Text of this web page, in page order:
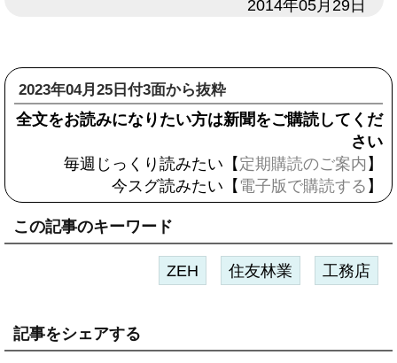
2014年05月29日
2023年04月25日付3面から抜粋
全文をお読みになりたい方は新聞をご購読してくだ
さい
毎週じっくり読みたい【 定期購読のご案内 】
今スグ読みたい【 電子版で購読する 】
この記事のキーワード
ZEH 住友林業 工務店
記事をシェアする